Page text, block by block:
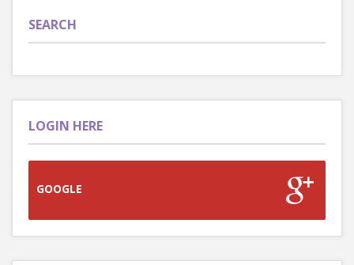
SEARCH
LOGIN HERE
GOOGLE